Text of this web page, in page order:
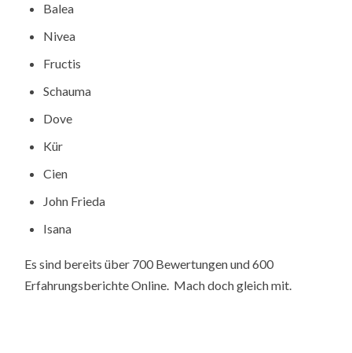
Balea
Nivea
Fructis
Schauma
Dove
Kür
Cien
John Frieda
Isana
Es sind bereits über 700 Bewertungen und 600
Erfahrungsberichte Online. Mach doch gleich mit.